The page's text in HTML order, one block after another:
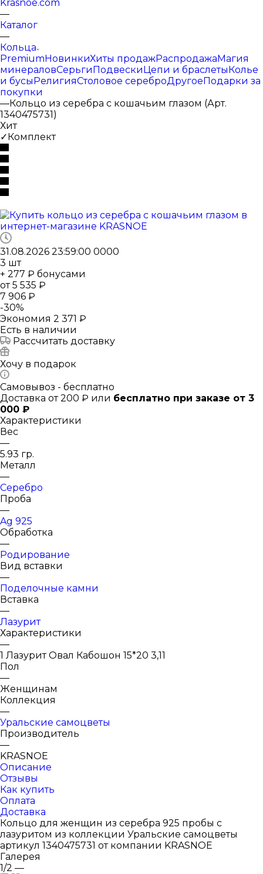
Krasnoe.com
—
Каталог
—
Кольца
PremiumНовинкиХиты продажРаспродажаМагия
минераловСерьгиПодвескиЦепи и браслетыКолье
и бусыРелигияСтоловое сереброДругоеПодарки за
покупки
—Кольцо из серебра с кошачьим глазом (Арт.
1340475731)
Хит
✓Комплект
31.08.2026 23:59:00 0000
3 шт
+ 277 ₽ бонусами
от5 535 ₽
7 906 ₽
-30%
Экономия 2 371 ₽
Есть в наличии
Рассчитать доставку
Хочу в подарок
Самовывоз - бесплатно
Доставка от 200 ₽ или бесплатно при заказе от 3
000 ₽
Характеристики
Вес
—
5.93 гр.
Металл
—
Серебро
Проба
—
Ag 925
Обработка
—
Родирование
Вид вставки
—
Поделочные камни
Вставка
—
Лазурит
Характеристики
—
1 Лазурит Овал Кабошон 15*20 3,11
Пол
—
Женщинам
Коллекция
—
Уральские самоцветы
Производитель
—
KRASNOE
Описание
Отзывы
Как купить
Оплата
Доставка
Кольцо для женщин из серебра 925 пробы с
лазуритом из коллекции Уральские самоцветы
артикул 1340475731 от компании KRASNOE
Галерея
1/2 —